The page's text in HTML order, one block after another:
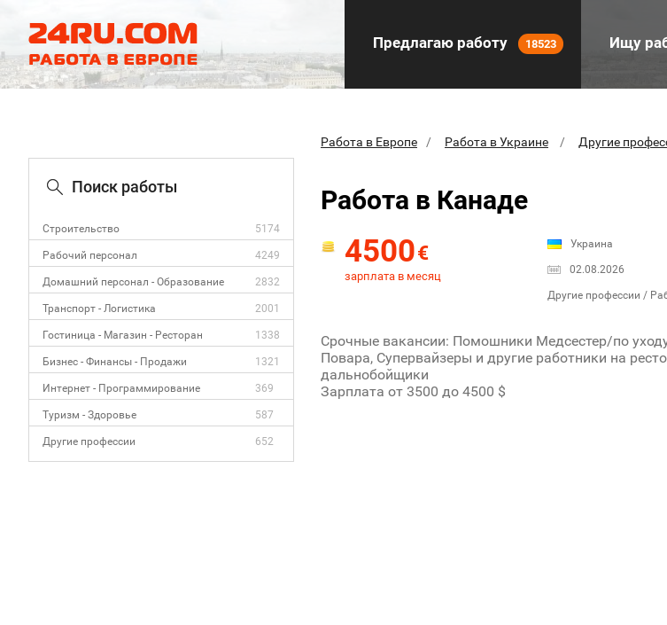
Предлагаю работу 18523 Ищу
Поиск работы
Строительство 5174
Рабочий персонал 4249
Домашний персонал - Образование 2832
Транспорт - Логистика 2001
Гостиница - Магазин - Ресторан 1338
Бизнес - Финансы - Продажи 1321
Интернет - Программирование 369
Туризм - Здоровье 587
Другие профессии 652
Работа в Европе Работа в Украине Другие
Работа в Канаде
4500€
зарплата в месяц
Украина
02.08.2026
Другие профессии /
Срочные вакансии: Помошники Медсестер/по
Повара, Супервайзеры и другие работники на
дальнобойщики
Зарплата от 3500 до 4500 $